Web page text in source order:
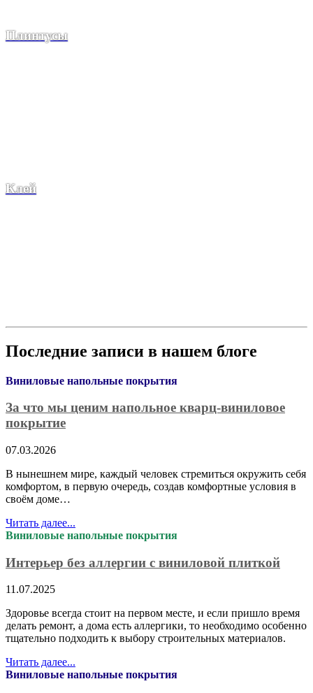
Плинтусы
Клей
Последние записи в нашем блоге
Виниловые напольные покрытия
За что мы ценим напольное кварц-виниловое
покрытие
07.03.2026
В нынешнем мире, каждый человек стремиться окружить себя
комфортом, в первую очередь, создав комфортные условия в
своём доме…
Читать далее...
Виниловые напольные покрытия
Интерьер без аллергии с виниловой плиткой
11.07.2025
Здоровье всегда стоит на первом месте, и если пришло время
делать ремонт, а дома есть аллергики, то необходимо особенно
тщательно подходить к выбору строительных материалов.
Читать далее...
Виниловые напольные покрытия